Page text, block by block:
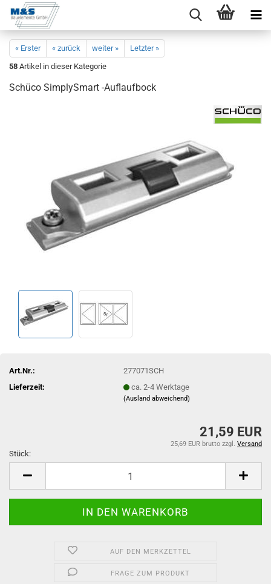
« Erster « zurück weiter »
Letzter »
58 Artikel in dieser Kategorie
Schü­co Sim­plyS­mart -​Auflaufbock
Art.Nr.:
277071SCH
Lieferzeit:
ca. 2-4 Werktage
(Ausland abweichend)
21,59 EUR
25,69 EUR brutto zzgl. Versand
Stück:
AUF DEN MERKZETTEL
FRAGE ZUM PRODUKT